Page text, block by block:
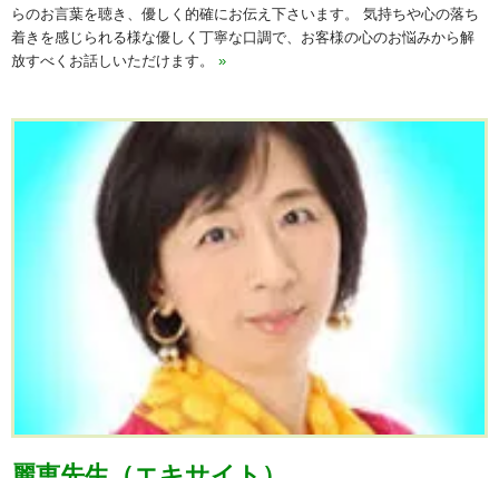
らのお言葉を聴き、優しく的確にお伝え下さいます。 気持ちや心の落ち
着きを感じられる様な優しく丁寧な口調で、お客様の心のお悩みから解
放すべくお話しいただけます。 »